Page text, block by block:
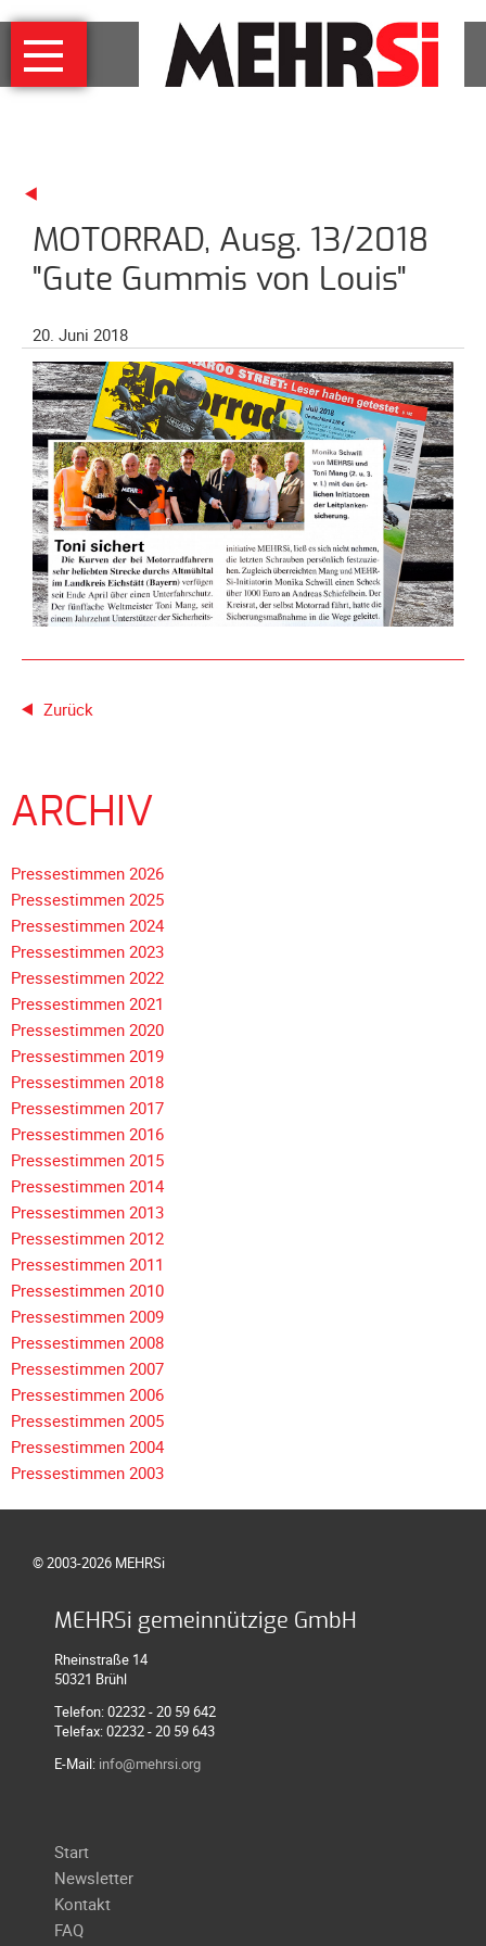
Navigation
überspringen
MEHRSi
Wer
Ziel
und
Strategie
Schirmherrschaft
Prominente
für
MEHRSi
Unterstützen
Spendenkonto
Förderer
werden
Fördererdaten
ändern
Förderer
Flyer
auf
Merchandise
Aktionen
Info/Presse
Unterfahrschutz
Unterfahrschutz
-
Erfolge
Unterfahrschutz
-
Technik
Unterfahrschutz
-
Kompatibilität
Unterfahrschutz
-
mit
in
Absenkung
Streckensicherung
Meldeformular
Flex.
Galerie
Galerie
Galerie
2024
Galerie
2022
Galerie
2021
MOTORRAD, Ausg. 13/2018
"Gute Gummis von Louis"
20. Juni 2018
Zurück
ARCHIV
Pressestimmen 2026
Pressestimmen 2025
Pressestimmen 2024
Pressestimmen 2023
Pressestimmen 2022
Pressestimmen 2021
Pressestimmen 2020
Pressestimmen 2019
Pressestimmen 2018
Navigation
überspringen
Pressestimmen 2017
Pressestimmen 2016
Pressestimmen 2015
Pressestimmen 2014
Pressestimmen 2013
Pressestimmen 2012
Pressestimmen 2011
Pressestimmen 2010
Pressestimmen 2009
Pressestimmen 2008
Pressestimmen 2007
Pressestimmen 2006
Pressestimmen 2005
Pressestimmen 2004
Pressestimmen 2003
© 2003-2026 MEHRSi
MEHRSi gemeinnützige GmbH
Rheinstraße 14
50321 Brühl
Telefon: 02232 - 20 59 642
Telefax: 02232 - 20 59 643
E-Mail: info@mehrsi.org
Navigation
überspringen
Start
Newsletter
Kontakt
FAQ